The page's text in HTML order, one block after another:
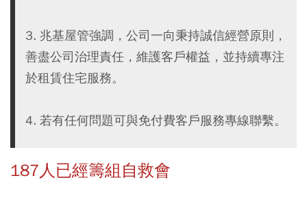
3. 兆基屋管強調，公司一向秉持誠信經營原則，
善盡公司治理責任，維護客戶權益，並持續專注
於租賃住宅服務。
4. 若有任何問題可與免付費客戶服務專線聯繫。
187人已經籌組自救會